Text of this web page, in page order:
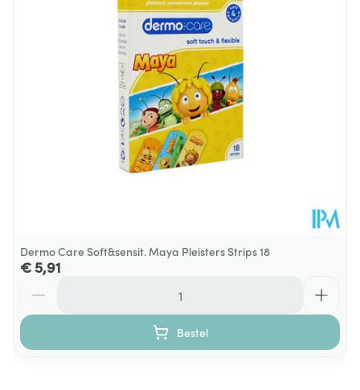
Kamertemperatuur (15°C - 25°C)
Dermo Care Soft&sensit. Maya Pleisters Strips 18
€ 5,91
Bestel